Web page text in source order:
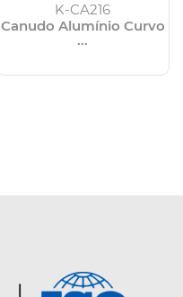
K-CA216
Canudo Alumínio Curvo
...